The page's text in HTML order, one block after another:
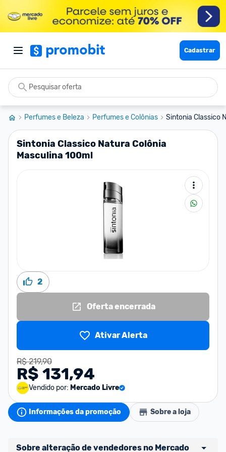
Cadastrar
Perfumes e Beleza Perfumes e Colônias Sintonia Classico
Sintonia Classico Natura Colônia
Masculina 100ml
2
Oferta encerrada
Ativar Alerta
R$ 219,90
R$ 131,94
Vendido por: Mercado Livre
Informações da promoção Sobre a loja
Sobre alteração de vendedores no Mercado